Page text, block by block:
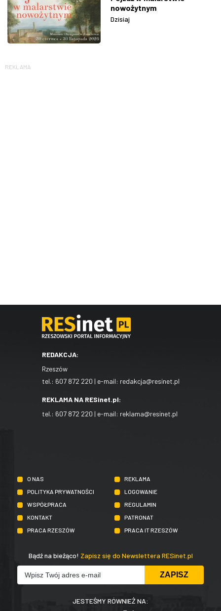
nowożytnym
Dzisiaj
REKLAMA
REDAKCJA:
Rzeszów
tel.: 607 872 220 | e-mail: redakcja@resinet.pl
REKLAMA NA RESinet.pl:
tel.: 607 872 220 | e-mail: reklama@resinet.pl
O NAS
REKLAMA
POLITYKA PRYWATNOŚCI
LOGOWANIE
WSPÓŁPRACA
REGULAMIN
KONTAKT
PATRONAT
PRACA RZESZÓW
PRACA IT RZESZÓW
Bądź na bieżąco! Zapisz się do Newslettera RESinet.pl
JESTEŚMY RÓWNIEŻ NA: